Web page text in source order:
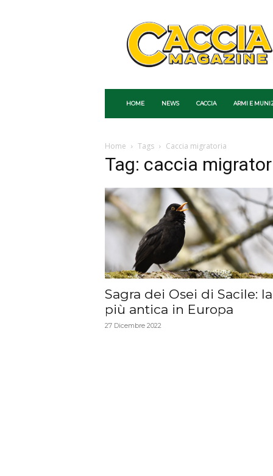
Caccia
Magazine
HOME NEWS CACCIA ARMI E
Home Tags Caccia migratoria
Tag: caccia
Sagra dei Osei di Sacile: la
più antica in Europa
27 Dicembre 2022